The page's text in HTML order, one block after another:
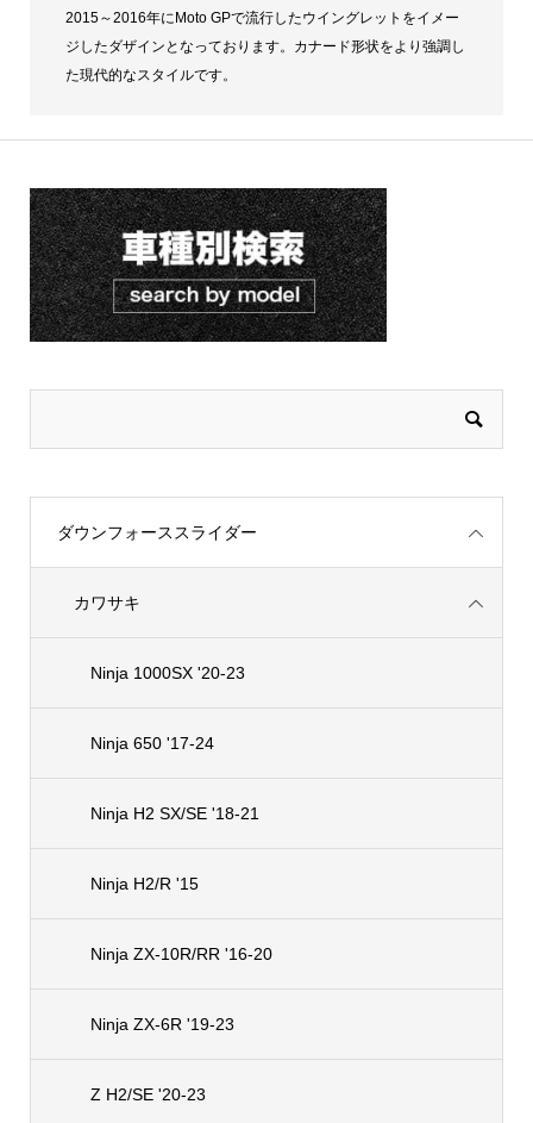
2015～2016年にMoto GPで流行したウイングレットをイメー
ジしたダザインとなっております。カナード形状をより強調し
た現代的なスタイルです。
ダウンフォーススライダー
カワサキ
Ninja 1000SX '20-23
Ninja 650 '17-24
Ninja H2 SX/SE '18-21
Ninja H2/R '15
Ninja ZX-10R/RR '16-20
Ninja ZX-6R '19-23
Z H2/SE '20-23